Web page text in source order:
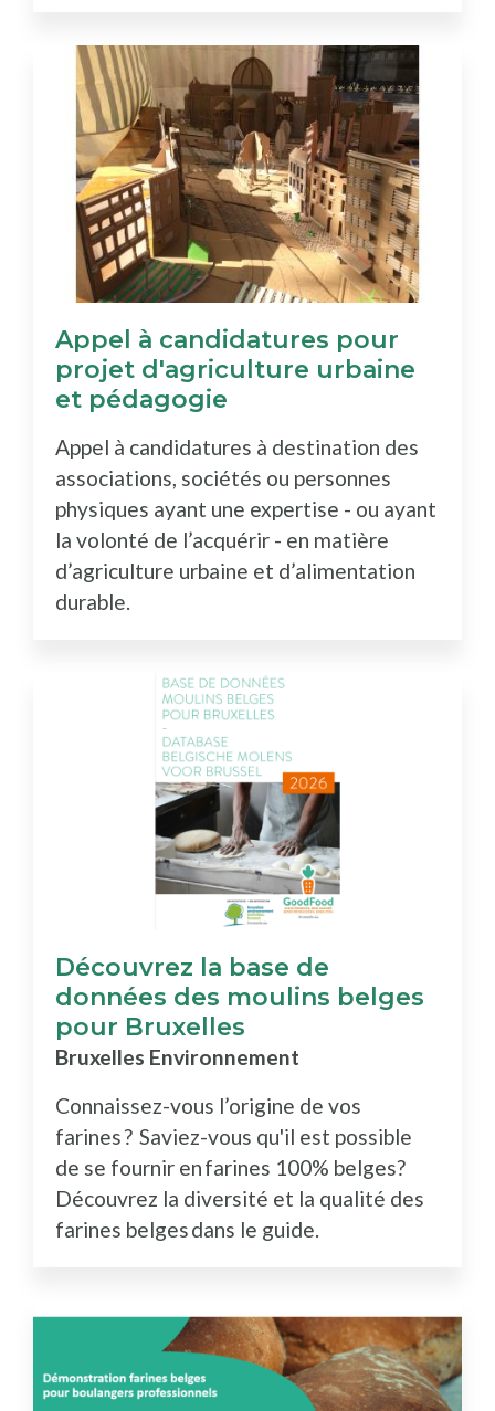
Appel à candidatures pour
projet d'agriculture urbaine
et pédagogie
Appel à candidatures à destination des
associations, sociétés ou personnes
physiques ayant une expertise - ou ayant
la volonté de l’acquérir - en matière
d’agriculture urbaine et d’alimentation
durable.
Découvrez la base de
données des moulins belges
pour Bruxelles
Bruxelles Environnement
Connaissez-vous l’origine de vos
farines ? Saviez-vous qu'il est possible
de se fournir en farines 100% belges?
Découvrez la diversité et la qualité des
farines belges dans le guide.